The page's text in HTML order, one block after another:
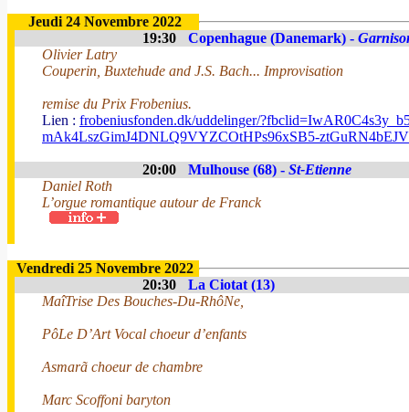
Jeudi 24 Novembre 2022
19:30
Copenhague (Danemark) -
Olivier Latry
Couperin, Buxtehude and J.S. Bach... Improvisation
remise du Prix Frobenius.
Lien : frobeniusfonden.dk/uddelinger/
mAk4LszGimJ4DNLQ9VYZCOtHPs96xSB5-
20:00 Mulhouse (68) - St-Etienne
Daniel Roth
L’orgue romantique autour de Franck
Vendredi 25 Novembre 2022
20:30
La Ciotat (13)
MaîTrise Des Bouches-Du-RhôNe,
PôLe D’Art Vocal choeur d’enfants
Asmarã choeur de chambre
Marc Scoffoni baryton